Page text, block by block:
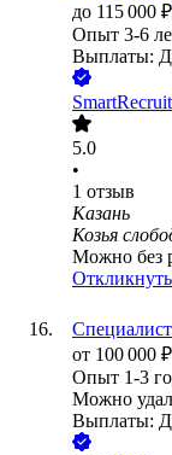
до 115 000 ₽
Опыт 3-6
Выплаты:
SmartRecruit
5.0
•
1 отзыв
Казань
Козья
Можно без
от 100 000 ₽
Опыт 1-3
Можно
Выплаты: